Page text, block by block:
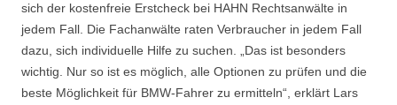
sich der kostenfreie Erstcheck bei HAHN Rechtsanwälte in
jedem Fall. Die Fachanwälte raten Verbraucher in jedem Fall
dazu, sich individuelle Hilfe zu suchen. „Das ist besonders
wichtig. Nur so ist es möglich, alle Optionen zu prüfen und die
beste Möglichkeit für BMW-Fahrer zu ermitteln“, erklärt Lars